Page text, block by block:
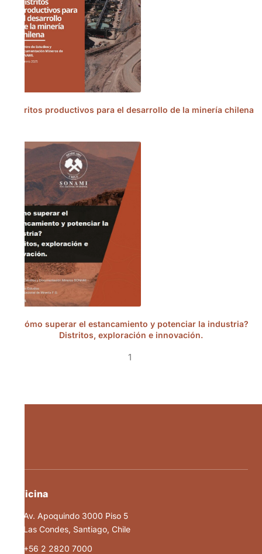
Distritos productivos para el desarrollo de la minería chilena
¿Cómo superar el estancamiento y potenciar la industria?
Distritos, exploración e innovación.
1
Oficina
Av. Apoquindo 3000 Piso 5
Las Condes, Santiago, Chile
+56 2 2820 7000